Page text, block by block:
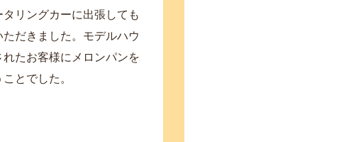
リングカーに出張しても
だきました。モデルハウ
たお客様にメロンパンを
とでした。